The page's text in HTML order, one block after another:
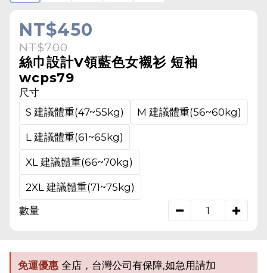
NT$450
NT$700
絲巾設計V領藍色女襯衫 短袖
wcps79
尺寸
S 建議體重(47~55kg)
M 建議體重(56~60kg)
L 建議體重(61~65kg)
XL 建議體重(66~70kg)
2XL 建議體重(71~75kg)
數量
免運優惠 全店，台灣公司有保障,如急用請加